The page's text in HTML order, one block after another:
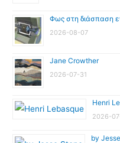
Φως στη διάσπαση
2026-08-07
Jane Crowther
2026-07-31
Henri
2026-
by